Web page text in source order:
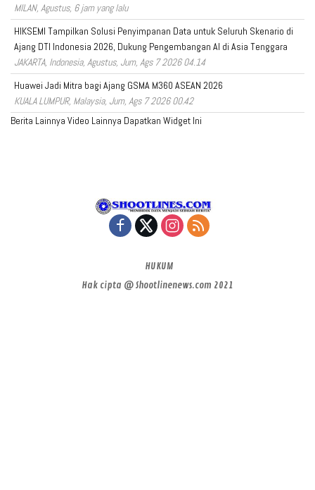
MILAN, Agustus, 6 jam yang lalu
HIKSEMI Tampilkan Solusi Penyimpanan Data untuk Seluruh Skenario di
Ajang DTI Indonesia 2026, Dukung Pengembangan AI di Asia Tenggara
JAKARTA, Indonesia, Agustus, Jum, Ags 7 2026 04.14
Huawei Jadi Mitra bagi Ajang GSMA M360 ASEAN 2026
KUALA LUMPUR, Malaysia, Jum, Ags 7 2026 00.42
Berita Lainnya Video Lainnya Dapatkan Widget Ini
HUKUM
Hak cipta @ Shootlinenews.com 2021